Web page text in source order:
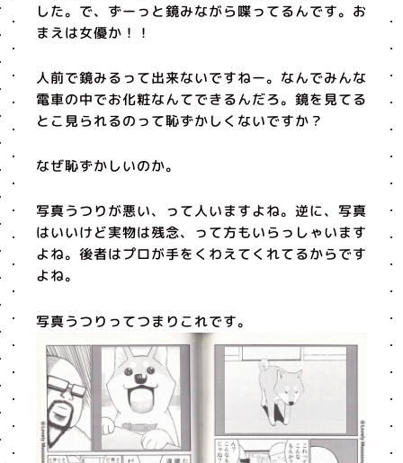
した。で、ずーっと鏡みながら喋ってるんです。お
まえは女優か！！
人前で鏡みるって出来ないですねー。なんでみんな
電車の中でお化粧なんてできるんだろ。鏡を見てる
とこ見られるのって恥ずかしくないですか？
なぜ恥ずかしいのか。
写真うつりが悪い、って人いますよね。逆に、写真
はいいけど実物は残念、って方もいらっしゃいます
よね。後者はプロが手をくわえてくれてるからです
よね。
写真うつりってつまりこれです。